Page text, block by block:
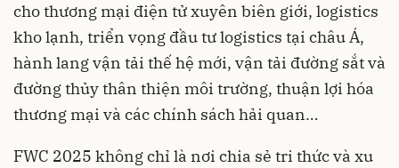
cho thương mại điện tử xuyên biên giới, logistics
kho lạnh, triển vọng đầu tư logistics tại châu Á,
hành lang vận tải thế hệ mới, vận tải đường sắt và
đường thủy thân thiện môi trường, thuận lợi hóa
thương mại và các chính sách hải quan…
FWC 2025 không chỉ là nơi chia sẻ tri thức và xu